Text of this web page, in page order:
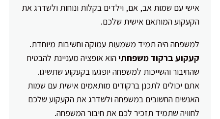
אישי עם שמות אב, אם, וילדים בקלות ונוחות ולשדרג את
הקעקוע המותאם אישית שלכם.
למשפחה היה תמיד משמעות עמוקה וחשיבות מיוחדת.
קעקוע ברקוד משפחתיהוא אופציה מעניינת להבטיח
שהחיבור והשייכות למשפחה יופגעו בקעקוע שתשיגו.
אתם יכולים לתכנן ברקודים מותאמים אישית עם שמות
האנשים החשובים במשפחה ולשדרג את הקעקוע שלכם
לחוויה שתמיד תזכיר לכם את חיבור המשפחה.